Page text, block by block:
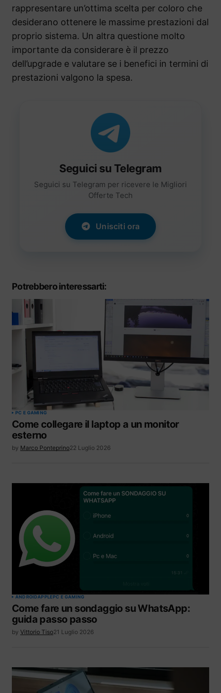
rappresentare un’ottima scelta per coloro che
desiderano ottenere le massime prestazioni dal
proprio sistema. Un altra questione molto
importante da considerare è il prezzo
dell’upgrade e valutare se i benefici in termini di
prestazioni valgono la spesa.
Seguici su Telegram
Seguici su Telegram per ricevere le Migliori
Offerte Tech
Unisciti ora
Potrebbero interessarti:
PC E GAMING
Come collegare il laptop a un monitor
esterno
by Marco Ponteprino22 Luglio 2026
ANDROIDAPPLEPC E GAMING
Come fare un sondaggio su WhatsApp:
guida passo passo
by Vittorio Tiso21 Luglio 2026